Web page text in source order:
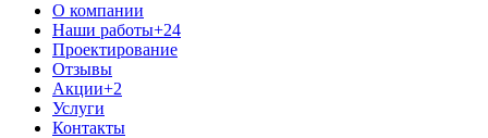
О компании
Наши работы+24
Проектирование
Отзывы
Акции+2
Услуги
Контакты